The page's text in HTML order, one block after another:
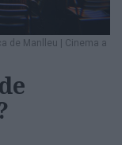
de Manlleu | Cinema a